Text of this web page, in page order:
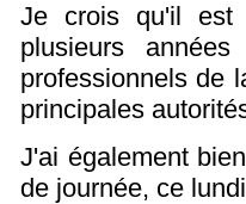
Je crois qu'il
plusieurs
professionnels de
principales
J'ai également
de journée, ce